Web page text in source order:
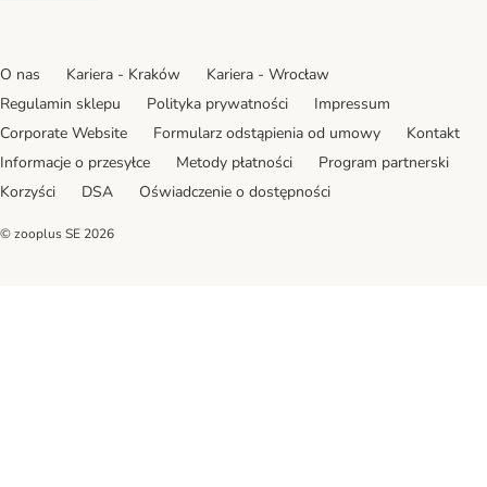
O nas Kariera - Kraków
Kariera - Wrocław
Regulamin sklepu
Polityka prywatności
Impressum
Corporate Website
Formularz odstąpienia od umowy
Kontakt
Informacje o przesyłce
Metody płatności
Program partnerski
Korzyści
DSA Oświadczenie o dostępności
© zooplus SE 2026